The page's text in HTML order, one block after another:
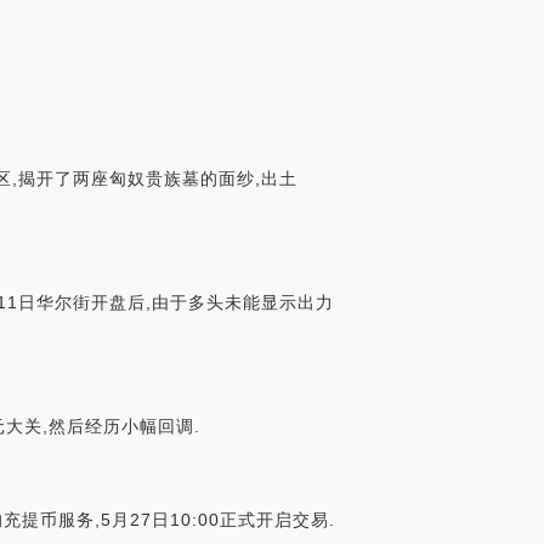
揭开了两座匈奴贵族墓的面纱,出土
日华尔街开盘后,由于多头未能显示出力
关,然后经历小幅回调.
提币服务,5月27日10:00正式开启交易.